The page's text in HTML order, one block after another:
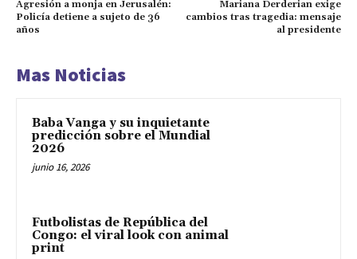
Agresión a monja en Jerusalén:
Policía detiene a sujeto de 36
años
Mariana Derderian exige
cambios tras tragedia: mensaje
al presidente
Mas Noticias
Baba Vanga y su inquietante
predicción sobre el Mundial
2026
junio 16, 2026
Futbolistas de República del
Congo: el viral look con animal
print